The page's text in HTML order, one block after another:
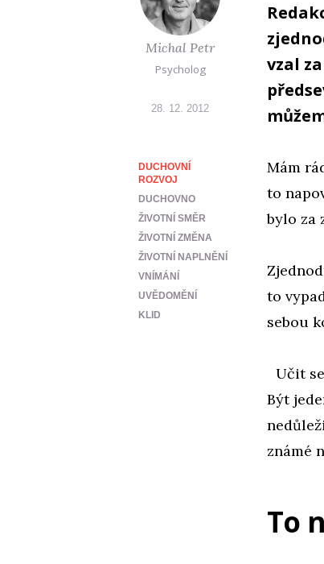
Michal Petr
Psycholog
28. 12. 2012
DUCHOVNÍ
ROZVOJ
DUCHOVNO
ŽIVOTNÍ SMĚR
ŽIVOTNÍ ZMĚNA
ŽIVOTNÍ NAPLNĚNÍ
VNÍMÁNÍ
UVĚDOMĚNÍ
KLID
vzal
Mám
to
bylo za
to
sebou
Učit
Být
známé
To